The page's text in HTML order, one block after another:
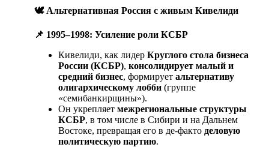
🕊️ Альтернативная Россия с живым Кивелиди
📌 1995–1998: Усиление роли КСБР
Кивелиди, как лидер Круглого стола бизнеса
России (КСБР), консолидирует малый и
средний бизнес, формирует альтернативу
олигархическому лобби (группе
«семибанкирщины»).
Он укрепляет межрегиональные структуры
КСБР, в том числе в Сибири и на Дальнем
Востоке, превращая его в де-факто деловую
политическую партию.